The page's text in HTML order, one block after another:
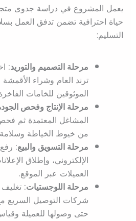
يعمل المشروع في دراسة جدوى
حياة احترافية تضمن تدفق العمل
التسليم:
مرحلة التصميم والتوريد:
ترند العام وشراء
الموثوقين للخامات
مرحلة الإنتاج وفحص
المشاغل المعتمدة ثم
من خيوط الخياطة
مرحلة التسويق والبيع:رفع
الإلكتروني، وإطلاق
العميلات عبر الموقع.
مرحلة اللوجستيات:تغليف
شركات التوصيل السريع
حتى وصولها للعميلة